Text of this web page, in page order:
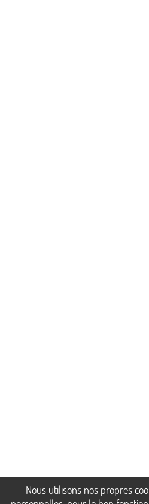
Nous utilisons nos propres